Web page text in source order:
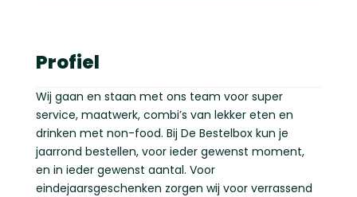
Profiel
Wij gaan en staan met ons team voor super
service, maatwerk, combi’s van lekker eten en
drinken met non-food. Bij De Bestelbox kun je
jaarrond bestellen, voor ieder gewenst moment,
en in ieder gewenst aantal. Voor
eindejaarsgeschenken zorgen wij voor verrassend